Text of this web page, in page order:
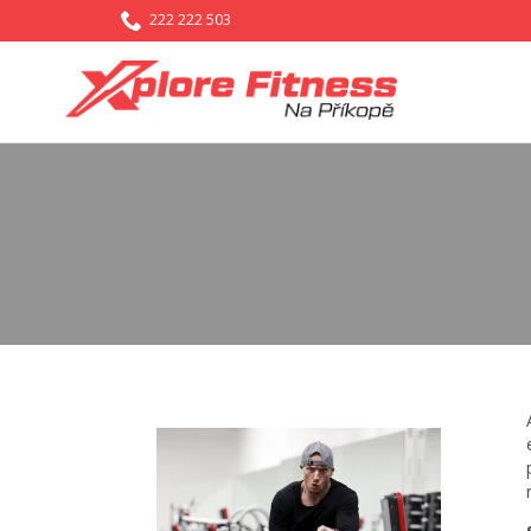
 222 222 503